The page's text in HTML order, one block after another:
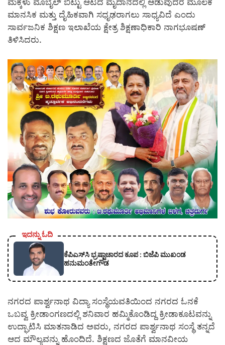
ಮಕ್ಕಳು ಮೊಬೈಲ್ ಬಿಟ್ಟು ಆಟದ ಮೈದಾನದಲ್ಲಿ ಆಡುವುದರ ಮೂಲಕ
ಮಾನಸಿಕ ಮತ್ತು ದೈಹಿಕವಾಗಿ ಸಧೃಢರಾಗಲು ಸಾಧ್ಯವಿದೆ ಎಂದು
ಸಾರ್ವಜನಿಕ ಶಿಕ್ಷಣ ಇಲಾಖೆಯ ಕ್ಷೇತ್ರ ಶಿಕ್ಷಣಾಧಿಕಾರಿ ನಾಗಭೂಷಣ್
ತಿಳಿಸಿದರು.
ಇದನ್ನು ಓದಿ
ಕೆಪಿಎಸ್‍ಸಿ ಭ್ರಷ್ಟಾಚಾರದ ಕೂಪ : ಬಿಜೆಪಿ ಮುಖಂಡ
ಹನುಮಂತೇಗೌಡ
ನಗರದ ಪಾರ್ಶ್ವನಾಥ ವಿದ್ಯಾ ಸಂಸ್ಥೆಯವತಿಯಿಂದ ನಗರದ ಓನಕೆ
ಒಬವ್ವ ಕ್ರೀಡಾಂಗಣದಲ್ಲಿ ಶನಿವಾರ ಹಮ್ಮಿಕೊಂಡಿದ್ದ ಕ್ರೀಡಾಕೂಟವನ್ನು
ಉದ್ಘಾಟಿಸಿ ಮಾತನಾಡಿದ ಅವರು, ನಗರದ ಪಾರ್ಶ್ವನಾಥ ಸಂಸ್ಥೆ ತನ್ನದೆ
ಆದ ಮೌಲ್ಯವನ್ನು ಹೊಂದಿದೆ. ಶಿಕ್ಷಣದ ಜೊತೆಗೆ ಮಾನವೀಯ